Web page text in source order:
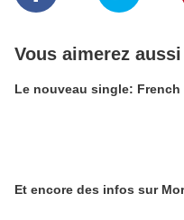
Vous aimerez aussi
Le nouveau single: French
Et encore des infos sur